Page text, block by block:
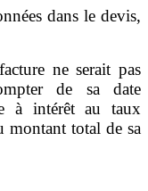
dans le devis,
ne serait pas
de sa date
à intérêt au taux
montant total de sa